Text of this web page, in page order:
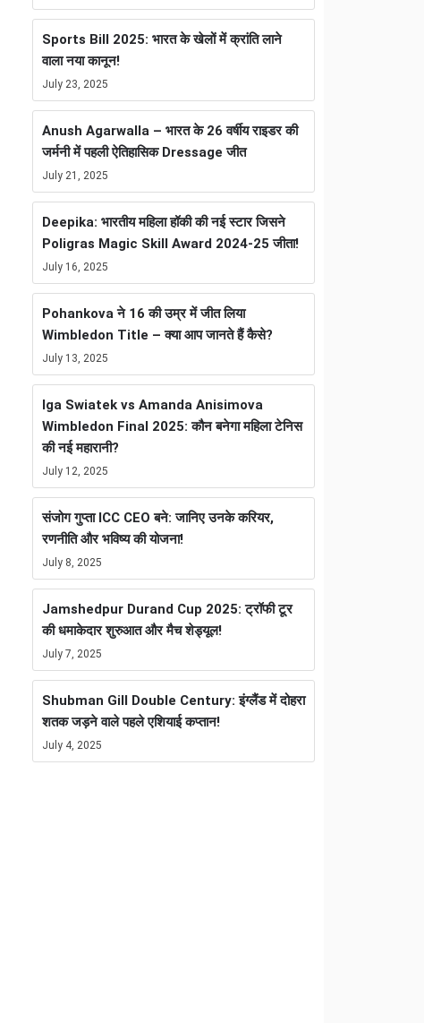
Sports Bill 2025: भारत के खेलों में क्रांति लाने
वाला नया कानून!
July 23, 2025
Anush Agarwalla – भारत के 26 वर्षीय राइडर की
जर्मनी में पहली ऐतिहासिक Dressage जीत
July 21, 2025
Deepika: भारतीय महिला हॉकी की नई स्टार जिसने
Poligras Magic Skill Award 2024-25 जीता!
July 16, 2025
Pohankova ने 16 की उम्र में जीत लिया
Wimbledon Title – क्या आप जानते हैं कैसे?
July 13, 2025
Iga Swiatek vs Amanda Anisimova
Wimbledon Final 2025: कौन बनेगा महिला टेनिस
की नई महारानी?
July 12, 2025
संजोग गुप्ता ICC CEO बने: जानिए उनके करियर,
रणनीति और भविष्य की योजना!
July 8, 2025
Jamshedpur Durand Cup 2025: ट्रॉफी टूर
की धमाकेदार शुरुआत और मैच शेड्यूल!
July 7, 2025
Shubman Gill Double Century: इंग्लैंड में दोहरा
शतक जड़ने वाले पहले एशियाई कप्तान!
July 4, 2025